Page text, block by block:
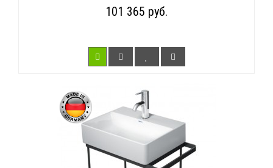
101 365 руб.